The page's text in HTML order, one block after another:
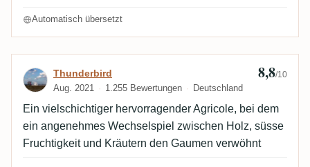
auch getoastete Eiche und Rauch entdecken. Der
Automatisch übersetzt
Bewertung von Thunderbird
Thunderbird
Aug. 2021 1.255 Bewertungen Deutschland
8,8/10
Ein vielschichtiger hervorragender Agricole, bei dem
ein angenehmes Wechselspiel zwischen Holz, süsse
Fruchtigkeit und Kräutern den Gaumen verwöhnt